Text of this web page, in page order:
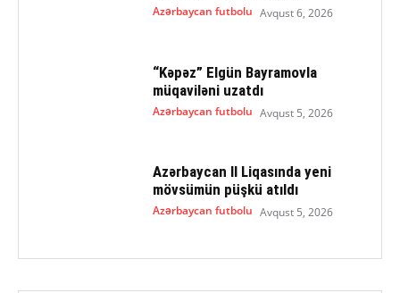
Azərbaycan futbolu Avqust 6, 2026
“Kəpəz” Elgün Bayramovla
müqaviləni uzatdı
Azərbaycan futbolu Avqust 5, 2026
Azərbaycan II Liqasında yeni
mövsümün püşkü atıldı
Azərbaycan futbolu Avqust 5, 2026